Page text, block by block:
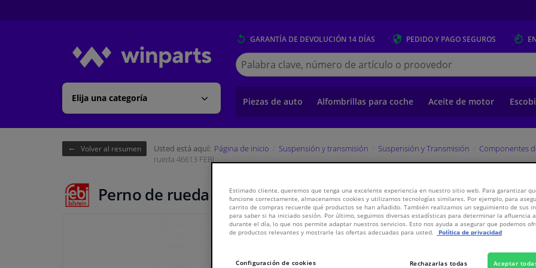
Elija una categoría
GARANTÍA DE DEVOLUCIÓN 14 DÍAS PEDIDO Y PAGOSEGUROS
Buscar
en
Winparts.es
Piezas de auto Alfombrillas para coche Aceite de motor
Volver al resumen Usted está aquí: Página de inicio Suspensión y transmisión Suspensión y Transmisión Componentes
rueda 46613 FEBI
Perno de rueda 46613 FEBI
3,97€
Ver
Estimado cliente, queremos que tenga una excelente experiencia en nuestro sitio web. Para garantizar
funcione correctamente, almacenamos cookies y utilizamos tecnologías similares. Por ejemplo, para
carrito de compras recuerde qué productos se han añadido. También realizamos un seguimiento de sus
para saber si ha iniciado sesión. Por último, seguimos diversas estadísticas para determinar la afluencia
durante el día, lo que nos permite adaptar nuestros servicios. Esto nos ayuda a asegurar que podemos
de productos relevantes y mostrarle las ofertas adecuadas para usted.
Política de privacidad
Configuración de cookies Rechazarlas todas Aceptar